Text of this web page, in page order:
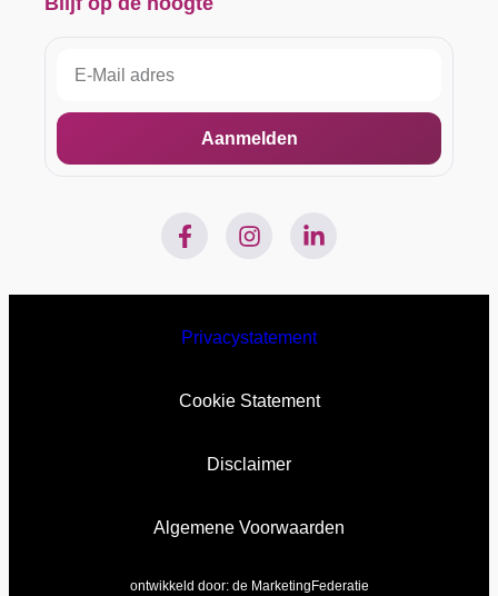
Aanmelden
Privacystatement
Cookie Statement
Disclaimer
Algemene Voorwaarden
ontwikkeld door: de MarketingFederatie